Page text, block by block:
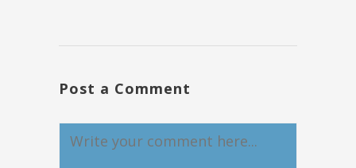
Post a Comment